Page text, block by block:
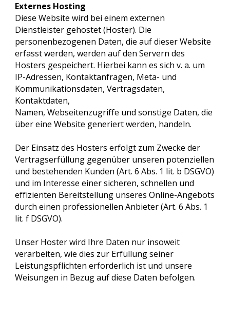
Externes Hosting
Diese Website wird bei einem externen
Dienstleister gehostet (Hoster). Die
personenbezogenen Daten, die auf dieser Website
erfasst werden, werden auf den Servern des
Hosters gespeichert. Hierbei kann es sich v. a. um
IP-Adressen, Kontaktanfragen, Meta- und
Kommunikationsdaten, Vertragsdaten,
Kontaktdaten,
Namen, Webseitenzugriffe und sonstige Daten, die
über eine Website generiert werden, handeln.
Der Einsatz des Hosters erfolgt zum Zwecke der
Vertragserfüllung gegenüber unseren potenziellen
und bestehenden Kunden (Art. 6 Abs. 1 lit. b DSGVO)
und im Interesse einer sicheren, schnellen und
effizienten Bereitstellung unseres Online-Angebots
durch einen professionellen Anbieter (Art. 6 Abs. 1
lit. f DSGVO).
Unser Hoster wird Ihre Daten nur insoweit
verarbeiten, wie dies zur Erfüllung seiner
Leistungspflichten erforderlich ist und unsere
Weisungen in Bezug auf diese Daten befolgen.